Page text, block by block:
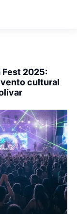
Fest 2025:
cultural